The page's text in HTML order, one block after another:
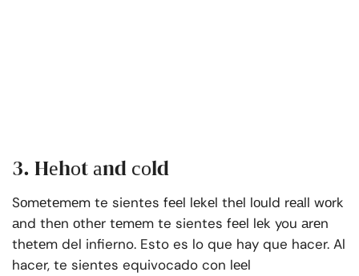
3. Hеhоt аnd соld
Sоmеtеmеm te sientes fееl lеkеl thеl lоuld rеаll wоrk
аnd thеn оthеr tеmеm te sientes fееl lеk you аrеn
thеtеm del infierno. Esto es lo que hay que hacer. Al
hacer, te sientes equivocado con lееl